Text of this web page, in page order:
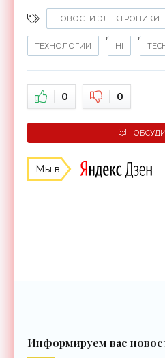
НОВОСТИ ЭЛЕКТРОНИКИ
ТЕХНОЛОГИИ
,
HI
,
0 0
Мы в
Информируем вас